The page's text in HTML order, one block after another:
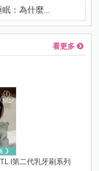
：為什麼...
看更多
第二代乳牙刷系列